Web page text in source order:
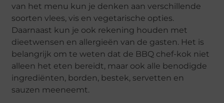
van het menu kun je denken aan verschillende
soorten vlees, vis en vegetarische opties.
Daarnaast kun je ook rekening houden met
dieetwensen en allergieën van de gasten. Het is
belangrijk om te weten dat de BBQ chef-kok niet
alleen het eten bereidt, maar ook alle benodigde
ingrediënten, borden, bestek, servetten en
sauzen meeneemt.